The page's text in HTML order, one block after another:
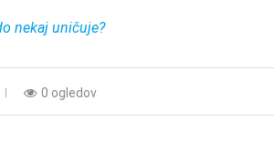
nekaj uničuje?
0 ogledov